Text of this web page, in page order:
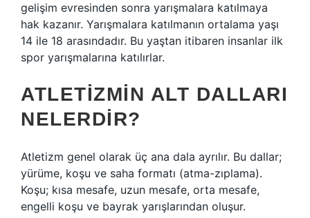
gelişim evresinden sonra yarışmalara katılmaya
hak kazanır. Yarışmalara katılmanın ortalama yaşı
14 ile 18 arasındadır. Bu yaştan itibaren insanlar ilk
spor yarışmalarına katılırlar.
ATLETIZMIN ALT DALLARI
NELERDIR?
Atletizm genel olarak üç ana dala ayrılır. Bu dallar;
yürüme, koşu ve saha formatı (atma-zıplama).
Koşu; kısa mesafe, uzun mesafe, orta mesafe,
engelli koşu ve bayrak yarışlarından oluşur.